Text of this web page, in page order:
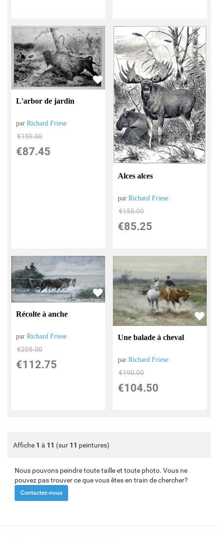
L'arbor de jardin
parRichard Friese
€159.00
€87.45
Alces alces
parRichard Friese
€155.00
€85.25
Récolte à anche
parRichard Friese
€205.00
€112.75
Une balade à cheval
parRichard Friese
€190.00
€104.50
Affiche 1 à 11 (sur 11 peintures)
Nous pouvons peindre toute taille et toute photo. Vous ne
pouvez pas trouver ce que vous êtes en train de chercher?
Contactez-nous